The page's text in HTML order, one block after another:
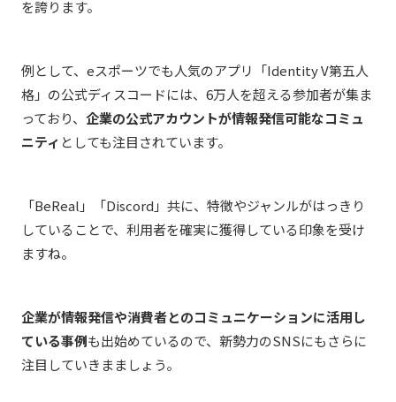
を誇ります。
例として、eスポーツでも人気のアプリ「Identity V第五人
格」の公式ディスコードには、6万人を超える参加者が集ま
っており、 企業の公式アカウントが情報発信可能なコミュ
ニティ としても注目されています。
「BeReal」「Discord」共に、特徴やジャンルがはっきり
していることで、利用者を確実に獲得している印象を受け
ますね。
企業が情報発信や消費者とのコミュニケーションに活用し
ている事例も出始めているので、新勢力のSNSにもさらに
注目していきまましょう。